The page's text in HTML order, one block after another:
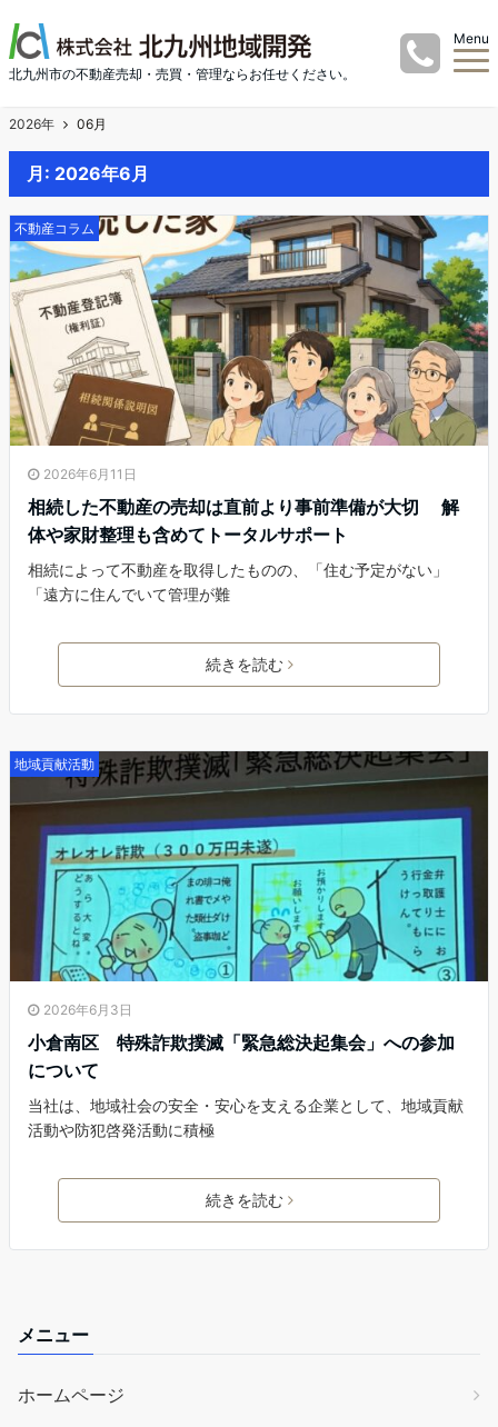
北九州市の不動産売却・売買・管理ならお任せください。
Menu
2026年 06月
月: 2026年6月
不動産コラム
2026年6月11日
相続した不動産の売却は直前より事前準備が大切 解
体や家財整理も含めてトータルサポート
相続によって不動産を取得したものの、「住む予定がない」
「遠方に住んでいて管理が難
続きを読む
地域貢献活動
2026年6月3日
小倉南区 特殊詐欺撲滅「緊急総決起集会」への参加
について
当社は、地域社会の安全・安心を支える企業として、地域貢献
活動や防犯啓発活動に積極
続きを読む
メニュー
ホームページ